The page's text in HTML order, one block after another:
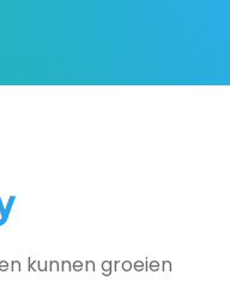
kunnen groeien